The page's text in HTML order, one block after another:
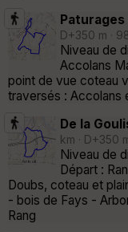
D+350 m ·
Niveau de
Accolans
point de vue coteau
traversés : Accolans
De la
km · D+350
Niveau de
Départ :
Doubs, coteau et
- bois de Fays -
Rang